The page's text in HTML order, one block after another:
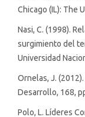
Chicago (IL): The
Nasi, C. (1998).
surgimiento del
Universidad
Ornelas, J.
Desarrollo, 168,
Polo, L. Líderes